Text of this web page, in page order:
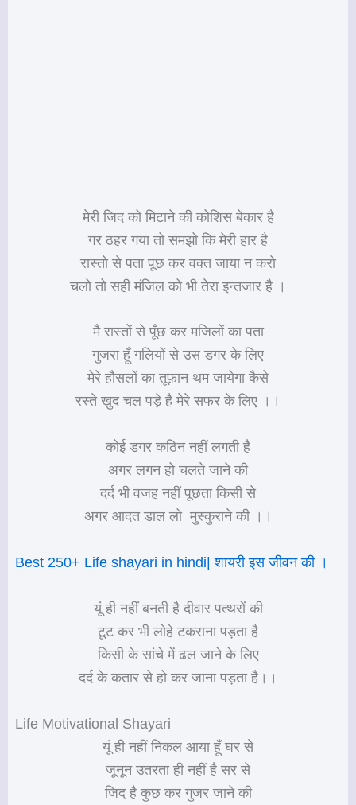
मेरी जिद को मिटाने की कोशिस बेकार है
गर ठहर गया तो समझो कि मेरी हार है
रास्तो से पता पूछ कर वक्त जाया न करो
चलो तो सही मंजिल को भी तेरा इन्तजार है ।
मै रास्तों से पूँछ कर मजिलों का पता
गुजरा हूँ गलियों से उस डगर के लिए
मेरे हौसलों का तूफ़ान थम जायेगा कैसे
रस्ते खुद चल पड़े है मेरे सफर के लिए ।।
कोई डगर कठिन नहीं लगती है
अगर लगन हो चलते जाने की
दर्द भी वजह नहीं पूछता किसी से
अगर आदत डाल लो मुस्कुराने की ।।
Best 250+ Life shayari in hindi| शायरी इस जीवन की ।
यूं ही नहीं बनती है दीवार पत्थरों की
टूट कर भी लोहे टकराना पड़ता है
किसी के सांचे में ढल जाने के लिए
दर्द के कतार से हो कर जाना पड़ता है।।
Life Motivational Shayari
यूं ही नहीं निकल आया हूँ घर से
जूनून उतरता ही नहीं है सर से
जिद है कुछ कर गुजर जाने की